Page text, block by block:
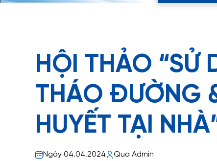
HỘI THẢO “SỬ
THÁO ĐƯỜNG
HUYẾT TẠI
Ngày 04.04.2024 Qua Admin